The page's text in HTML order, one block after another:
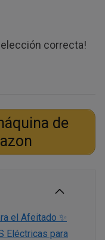
elección correcta!
de
el Afeitado ✨
Eléctricas para